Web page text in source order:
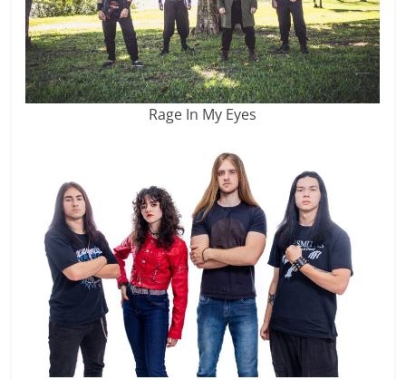
Rage In My Eyes